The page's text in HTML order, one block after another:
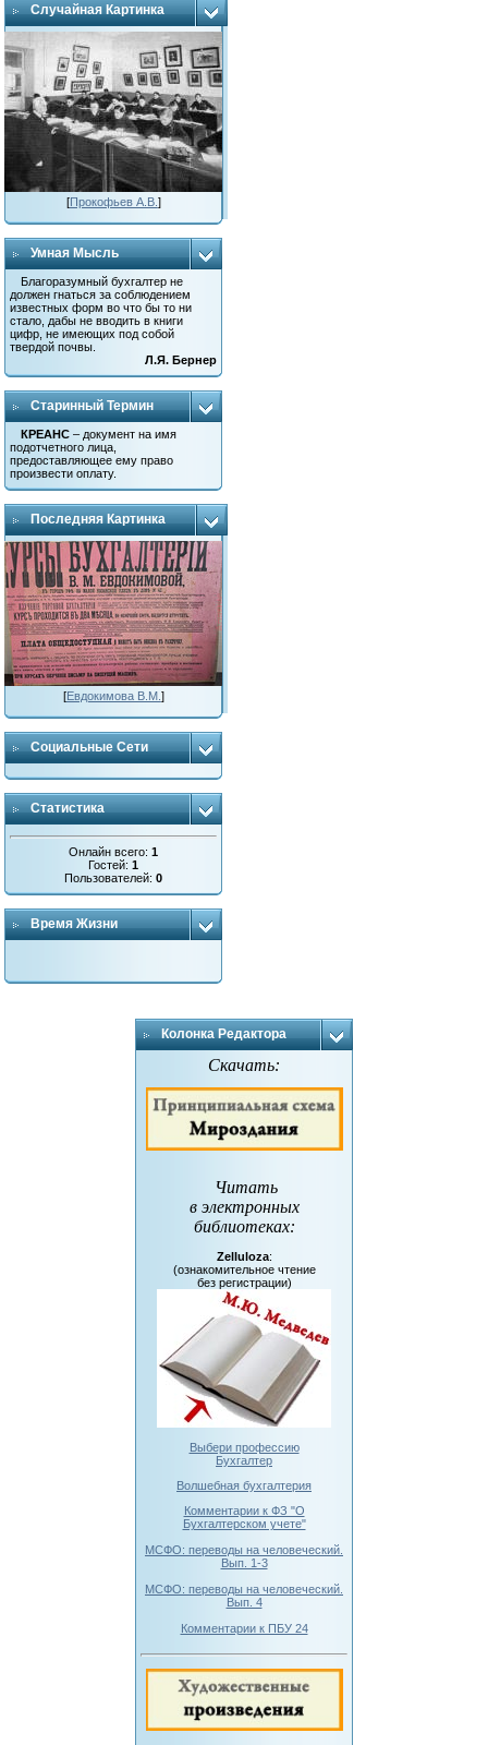
Случайная Картинка
[Прокофьев А.В. ]
Умная Мысль
Благоразумный бухгалтер не
должен гнаться за соблюдением
известных форм во что бы то ни
стало, дабы не вводить в книги
цифр, не имеющих под собой
твердой почвы.
Л.Я. Бернер
Старинный Термин
КРЕАНС – документ на имя
подотчетного лица,
предоставляющее ему право
произвести оплату.
Последняя Картинка
[Евдокимова В.М. ]
Социальные Сети
Статистика
Онлайн всего:1
Гостей:1
Пользователей:0
Время Жизни
Колонка Редактора
Скачать:
Читать
в электронных
библиотеках:
Zelluloza:
(ознакомительное чтение
без регистрации)
Выбери профессию
Бухгалтер
Волшебная бухгалтерия
Комментарии к ФЗ "О
Бухгалтерском учете"
МСФО: переводы на человеческий.
Вып. 1-3
МСФО: переводы на человеческий.
Вып. 4
Комментарии к ПБУ 24